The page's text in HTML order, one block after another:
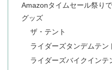
Amazonタイムセール祭り
グッズ
ザ・テント
ライダーズタンデムテン
ライダーズバイクインテ